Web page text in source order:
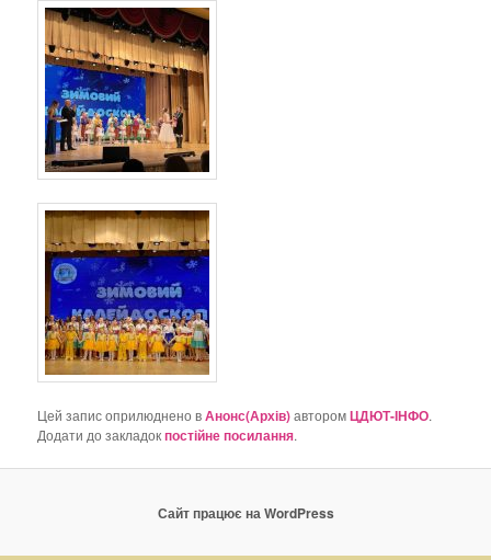
Цей запис оприлюднено вАнонс(Архів)авторомЦДЮТ-ІНФО.
Додати до закладокпостійне посилання.
Сайт працює на WordPress